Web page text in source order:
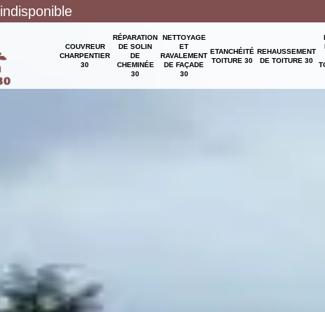
indisponible
COUVREUR
CHARPENTIER
30
RÉPARATION
DE SOLIN
DE
CHEMINÉE
30
NETTOYAGE
ET
RAVALEMENT
DE FAÇADE
30
ETANCHÉITÉ
TOITURE 30
REHAUSSEMENT
DE TOITURE 30